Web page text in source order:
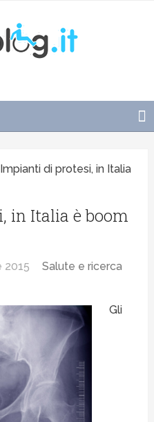
Impianti di protesi, in Italia
in Italia è boom
2015
Salute e ricerca
Gli